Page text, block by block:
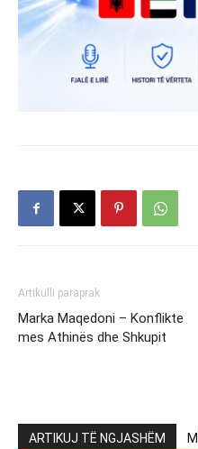
Artikulli paraprak
Marka Maqedoni – Konflikte
mes Athinës dhe Shkupit
ARTIKUJ TË NGJASHËM